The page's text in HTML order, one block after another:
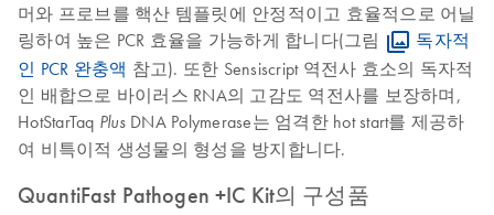
머와 프로브를 핵산 템플릿에 안정적이고 효율적으로 어닐
링하여 높은 PCR 효율을 가능하게 합니다(그림
독자적
인 PCR 완충액 참고). 또한 Sensiscript 역전사 효소의 독자적
인 배합으로 바이러스 RNA의 고감도 역전사를 보장하며,
HotStarTaq PlusDNA Polymerase는 엄격한 hot start를 제공하
여 비특이적 생성물의 형성을 방지합니다.
QuantiFast Pathogen +IC Kit의 구성품